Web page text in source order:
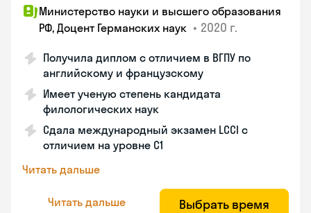
Министерство науки и высшего образования
РФ, Доцент Германских наук • 2020 г.
Получила диплом с отличием в ВГПУ по
английскому и французскому
Имеет ученую степень кандидата
филологических наук
Сдала международный экзамен LCCI с
отличием на уровне C1
Читать дальше
Читать дальше Выбрать время